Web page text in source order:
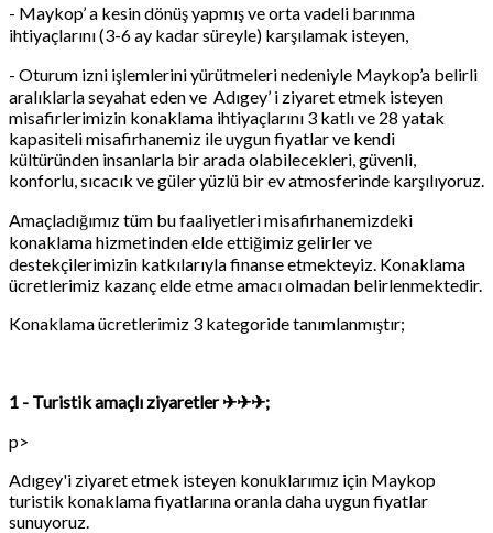
- Maykop’ a kesin dönüş yapmış ve orta vadeli barınma
ihtiyaçlarını (3-6 ay kadar süreyle) karşılamak isteyen,
- Oturum izni işlemlerini yürütmeleri nedeniyle Maykop’a belirli
aralıklarla seyahat eden ve Adıgey’ i ziyaret etmek isteyen
misafirlerimizin konaklama ihtiyaçlarını 3 katlı ve 28 yatak
kapasiteli misafirhanemiz ile uygun fiyatlar ve kendi
kültüründen insanlarla bir arada olabilecekleri, güvenli,
konforlu, sıcacık ve güler yüzlü bir ev atmosferinde karşılıyoruz.
Amaçladığımız tüm bu faaliyetleri misafirhanemizdeki
konaklama hizmetinden elde ettiğimiz gelirler ve
destekçilerimizin katkılarıyla finanse etmekteyiz. Konaklama
ücretlerimiz kazanç elde etme amacı olmadan belirlenmektedir.
Konaklama ücretlerimiz 3 kategoride tanımlanmıştır;
1 - Turistik amaçlı ziyaretler✈✈✈;
p>
Adıgey'i ziyaret etmek isteyen konuklarımız için Maykop
turistik konaklama fiyatlarına oranla daha uygun fiyatlar
sunuyoruz.